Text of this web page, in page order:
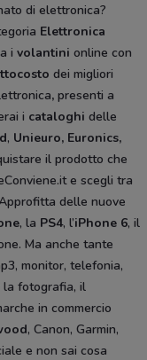
di elettronica?
Elettronica
i volantini online con
dei migliori
, presenti a
i cataloghi delle
, Unieuro, Euronics,
il prodotto che
e scegli tra
delle nuove
, la PS4, l’iPhone 6, il
Ma anche tante
monitor, telefonia,
la fotografia, il
in commercio
, Canon, Garmin,
e non sai cosa